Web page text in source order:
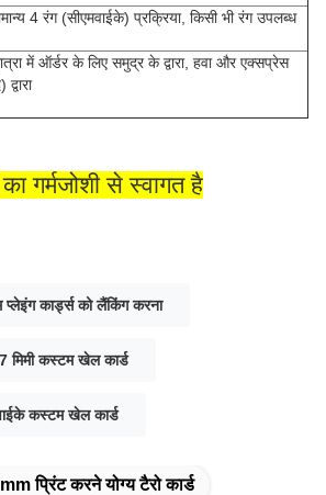
4 रंग (सीएमवाईके) प्रक्रिया, किसी भी रंग उपलब्ध
में ऑर्डर के लिए समुद्र के द्वारा, हवा और एक्सप्रेस
गर्मजोशी से स्वागत है
कार्ड्स को लैंकिंग करना
मिमी कस्टम खेल कार्ड
कस्टम खेल कार्ड
प्रिंट करने योग्य टैरो कार्ड